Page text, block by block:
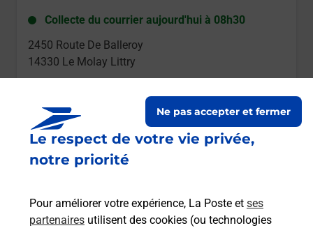
Le respect de votre vie privée,
notre priorité
Pour améliorer votre expérience, La Poste et ses
partenaires utilisent des cookies (ou technologies
Ne pas accepter et fermer
Collecte du courrier aujourd'hui à 08h30
2450 Route De Balleroy
14330 Le Molay Littry
Boîte aux Lettres La Poste
1 Rue De Dahlenburg
14330 Le Molay Littry
Le lien s'ouvre dans un nouvel onglet